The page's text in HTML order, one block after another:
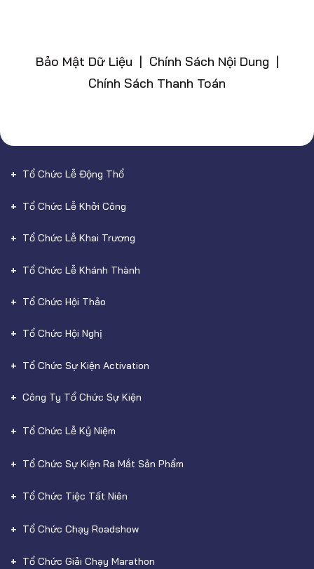
Bảo Mật Dữ Liệu | Chính Sách Nội Dung |
Chính Sách Thanh Toán
Tổ Chức Lễ Động Thổ
Tổ Chức Lễ Khởi Công
Tổ Chức Lễ Khai Trương
Tổ Chức Lễ Khánh Thành
Tổ Chức Hội Thảo
Tổ Chức Hội Nghị
Tổ Chức Sự Kiện Activation
Công Ty Tổ Chức Sự Kiện
Tổ Chức Lễ Kỷ Niệm
Tổ Chức Sự Kiện Ra Mắt Sản Phẩm
Tổ Chức Tiệc Tất Niên
Tổ Chức Chạy Roadshow
Tổ Chức Giải Chạy Marathon